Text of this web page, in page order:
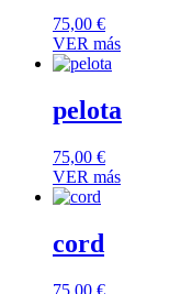
75,00 €
VER más
pelota
75,00 €
VER más
cord
75,00 €